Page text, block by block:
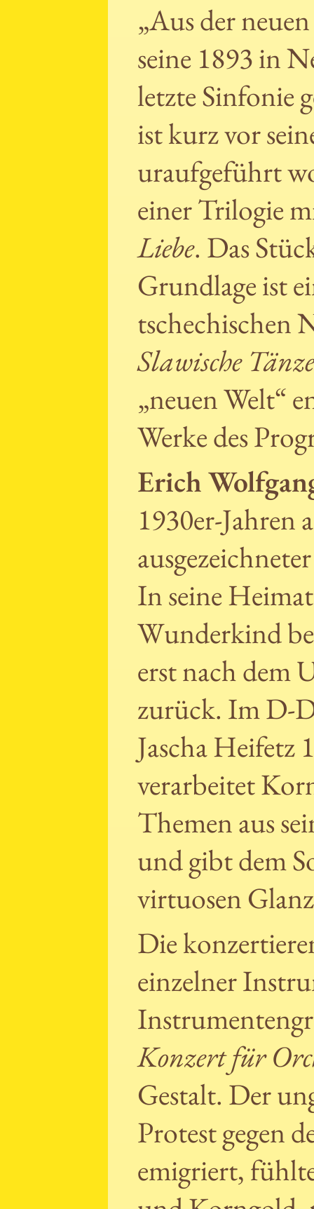
„Aus der
seine 1893 in
letzte Sinfonie
ist kurz vor
uraufgeführt
einer Trilogie
Liebe. Das
Grundlage ist
tschechischen
Slawische
„neuen Welt“
Werke des
Erich
1930er-Jahren
In seine
Wunderkind
erst nach dem
zurück. Im D-
Jascha
verarbeitet
Themen aus
und gibt dem
virtuosen
Die
einzelner
Konzert für
Gestalt. Der
Protest gegen
emigriert,